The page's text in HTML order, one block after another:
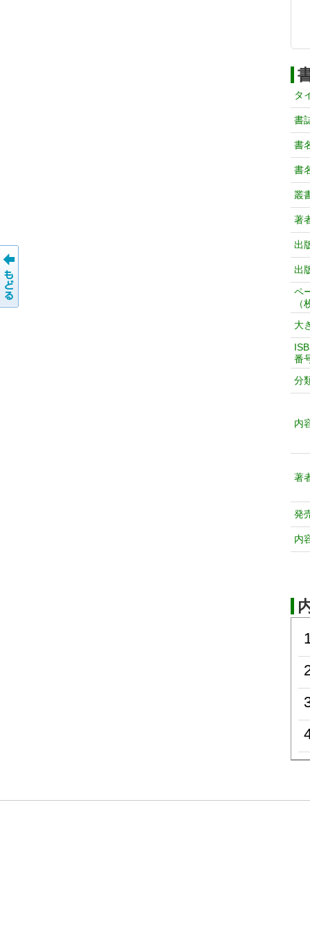
タ
書
書
書
叢
著
出
出
（
大
番
分
内
著
発
内